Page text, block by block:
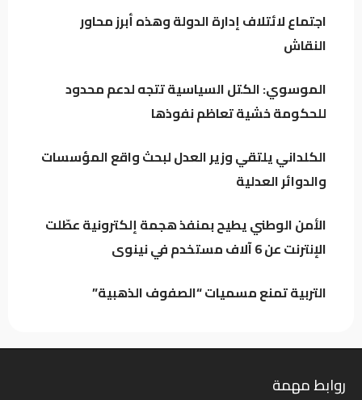
الدخيل يجدد دعمه للإيزيديين.. والناجيات: كان
الأمن الوطني يطيح بمنفذ هجمة إلكترونية عطّلت
اجتماع لائتلاف إدارة الدولة وهذه أبرز محاور
النقاش
الموسوي: الكتل السياسية تتجه لدعم محدود
للحكومة خشية تعاظم نفوذها
الكلداني يلتقي وزير العدل لبحث واقع المؤسسات
والدوائر العدلية
الأمن الوطني يطيح بمنفذ هجمة إلكترونية عطّلت
الإنترنت عن 6 آلاف مستخدم في نينوى
التربية تمنع مسميات “الصفوف الذهبية”
روابط مهمة